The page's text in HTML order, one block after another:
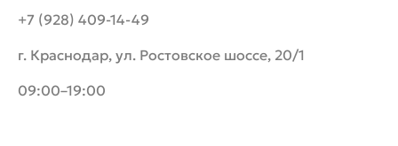
+7 (928) 409-14-49
г. Краснодар, ул. Ростовское шоссе, 20/1
09:00–19:00